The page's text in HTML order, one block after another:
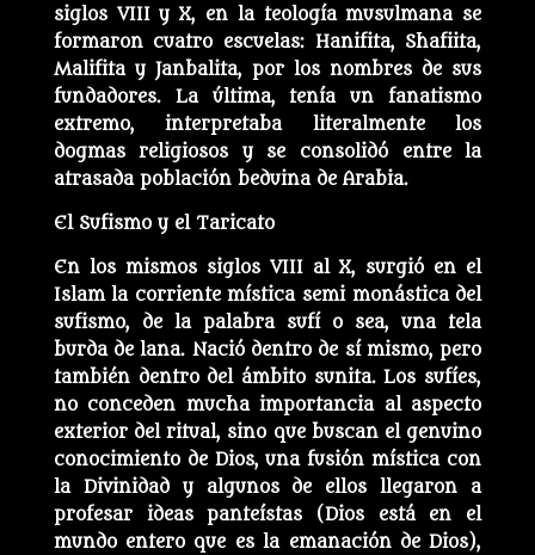
siglos VIII y X, en la teología musulmana se
formaron cuatro escuelas: Hanifita, Shafiita,
Malifita y Janbalita, por los nombres de sus
fundadores. La última, tenía un fanatismo
extremo, interpretaba literalmente los
dogmas religiosos y se consolidó entre la
atrasada población beduina de Arabia.
El Sufismo y el Taricato
En los mismos siglos VIII al X, surgió en el
Islam la corriente mística semi monástica del
sufismo, de la palabra sufí o sea, una tela
burda de lana. Nació dentro de sí mismo, pero
también dentro del ámbito sunita. Los sufíes,
no conceden mucha importancia al aspecto
exterior del ritual, sino que buscan el genuino
conocimiento de Dios, una fusión mística con
la Divinidad y algunos de ellos llegaron a
profesar ideas panteístas (Dios está en el
mundo entero que es la emanación de Dios),